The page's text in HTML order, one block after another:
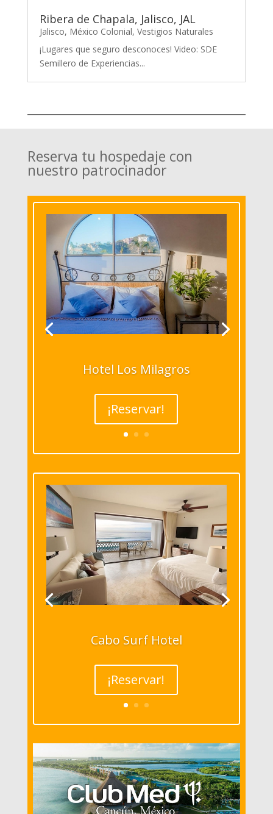
Ribera de Chapala, Jalisco, JAL
Jalisco, México Colonial, Vestigios Naturales
¡Lugares que seguro desconoces! Video: SDE
Semillero de Experiencias...
Reserva tu hospedaje con
nuestro patrocinador
Hotel Los Milagros
¡Reservar!
Cabo Surf Hotel
¡Reservar!